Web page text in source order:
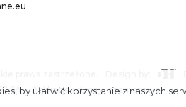
SA - Aplikacje i strony internetowe
by ułatwić korzystanie z naszych